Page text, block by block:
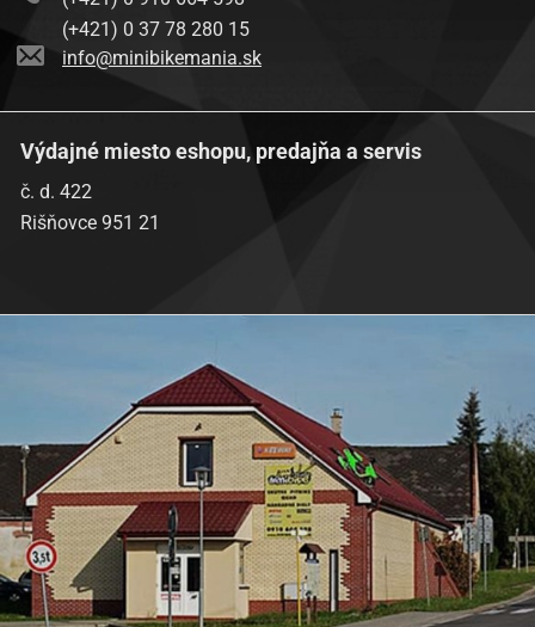
(+421) 0 37 78 280 15
info@minibikemania.sk
Výdajné miesto eshopu, predajňa a servis
č. d. 422
Rišňovce 951 21